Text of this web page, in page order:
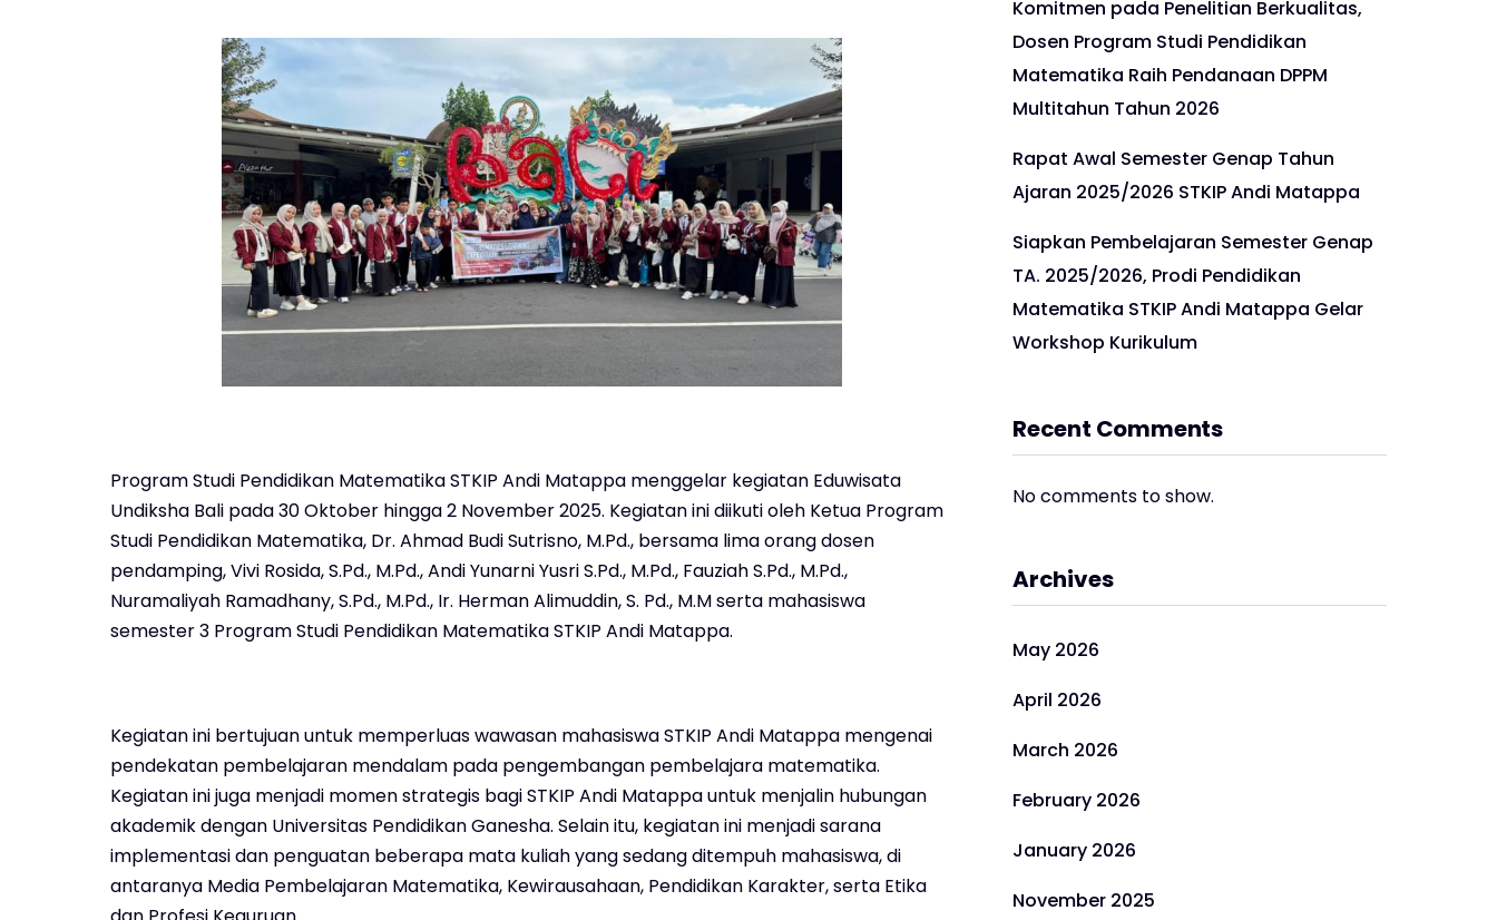
Program Studi Pendidikan Matematika STKIP Andi Matappa menggelar kegiatan Eduwisata
Undiksha Bali pada 30 Oktober hingga 2 November 2025. Kegiatan ini diikuti oleh Ketua Program
Studi Pendidikan Matematika, Dr. Ahmad Budi Sutrisno, M.Pd., bersama lima orang dosen
pendamping, Vivi Rosida, S.Pd., M.Pd., Andi Yunarni Yusri S.Pd., M.Pd., Fauziah S.Pd., M.Pd.,
Nuramaliyah Ramadhany, S.Pd., M.Pd., Ir. Herman Alimuddin, S. Pd., M.M serta mahasiswa
semester 3 Program Studi Pendidikan Matematika STKIP Andi Matappa.
Kegiatan ini bertujuan untuk memperluas wawasan mahasiswa STKIP Andi Matappa mengenai
pendekatan pembelajaran mendalam pada pengembangan pembelajara matematika.
Kegiatan ini juga menjadi momen strategis bagi STKIP Andi Matappa untuk menjalin hubungan
akademik dengan Universitas Pendidikan Ganesha. Selain itu, kegiatan ini menjadi sarana
implementasi dan penguatan beberapa mata kuliah yang sedang ditempuh mahasiswa, di
antaranya Media Pembelajaran Matematika, Kewirausahaan, Pendidikan Karakter, serta Etika
Komitmen pada Penelitian Berkualitas,
Dosen Program Studi Pendidikan
Matematika Raih Pendanaan DPPM
Multitahun Tahun 2026
Rapat Awal Semester Genap Tahun
Ajaran 2025/2026 STKIP Andi Matappa
Siapkan Pembelajaran Semester Genap
TA. 2025/2026, Prodi Pendidikan
Matematika STKIP Andi Matappa Gelar
Workshop Kurikulum
Recent Comments
No comments to show.
Archives
May 2026
April 2026
March 2026
February 2026
January 2026
November 2025